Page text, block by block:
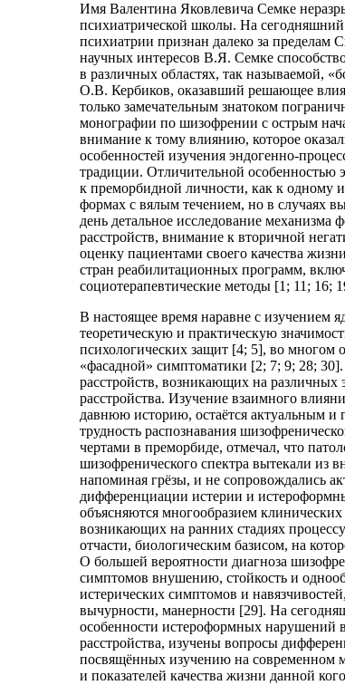
Имя Валентина Яковлевича Семке
психиатрической школы. На сегодняшний
психиатрии признан далеко за пределам
научных интересов В.Я. Семке
в различных областях, так называемой,
О.В. Кербиков, оказавший решающее
только замечательным знатоком
монографии по шизофрении с острым
внимание к тому влиянию, которое
особенностей изучения эндогенно-
традиции. Отличительной особенностью
к преморбидной личности, как к одному
формах с вялым течением, но в случаях
день детальное исследование
расстройств, внимание к вторичной
оценку пациентами своего качества
стран реабилитационных программ,
социотерапевтические методы [1; 11; 16;
В настоящее время наравне с
теоретическую и практическую
психологических защит [4; 5], во
«фасадной» симптоматики [2; 7; 9; 28;
расстройств, возникающих на
расстройства. Изучение взаимного
давнюю историю, остаётся актуальным
трудность распознавания
чертами в преморбиде, отмечал, что
шизофренического спектра вытекали из
напоминая грёзы, и не сопровождались
дифференциации истерии и
объясняются многообразием
возникающих на ранних стадиях
отчасти, биологическим базисом, на
О большей вероятности диагноза
симптомов внушению, стойкость и
истерических симптомов и
вычурности, манерности [29]. На
особенности истероформных нарушений
расстройства, изучены вопросы
посвящённых изучению на современном
и показателей качества жизни данной